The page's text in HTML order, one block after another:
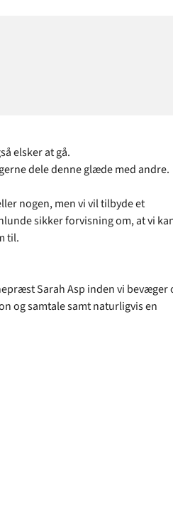
elsker at gå.
dele denne glæde med andre.
nogen, men vi vil tilbyde et
sikker forvisning om, at vi
til.
Sarah Asp inden vi bevæger
og samtale samt naturligvis en